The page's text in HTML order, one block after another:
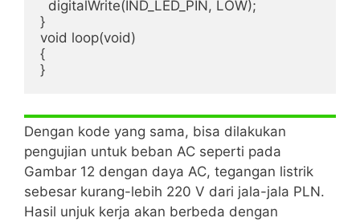
  digitalWrite(IND_LED_PIN, LOW);
}
void loop(void)
{
}
Dengan kode yang sama, bisa dilakukan
pengujian untuk beban AC seperti pada
Gambar 12 dengan daya AC, tegangan listrik
sebesar kurang-lebih 220 V dari jala-jala PLN.
Hasil unjuk kerja akan berbeda dengan